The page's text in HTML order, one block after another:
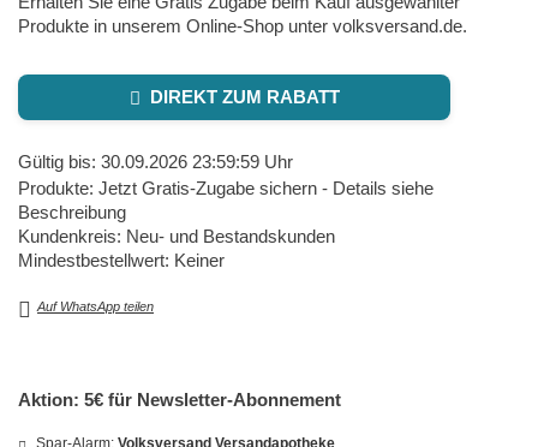
Produkte in unserem Online-Shop unter volksversand.de.
DIREKT ZUM RABATT
Gültig bis: 30.09.2026 23:59:59 Uhr
Produkte: Jetzt Gratis-Zugabe sichern - Details siehe
Beschreibung
Kundenkreis: Neu- und Bestandskunden
Mindestbestellwert: Keiner
Auf WhatsApp teilen
Aktion: 5€ für Newsletter-Abonnement
Spar-Alarm: Volksversand Versandapotheke